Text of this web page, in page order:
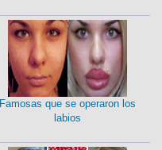
Famosas que se operaron los
labios